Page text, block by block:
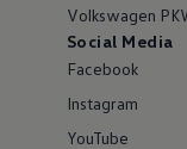
Volkswagen
Social Media
Facebook
Instagram
YouTube